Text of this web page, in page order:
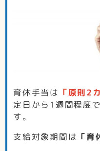
育休手当は 「原則2
定日から1週間程度
す。
支給対象期間は 「